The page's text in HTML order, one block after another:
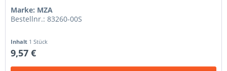
Marke: MZA
Bestellnr.: 83260-00S
Inhalt 1 Stück
9,57 €